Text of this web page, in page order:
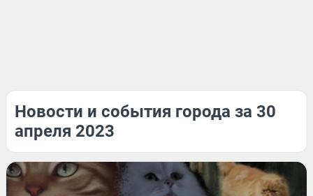
Новости и события города за 30
апреля 2023